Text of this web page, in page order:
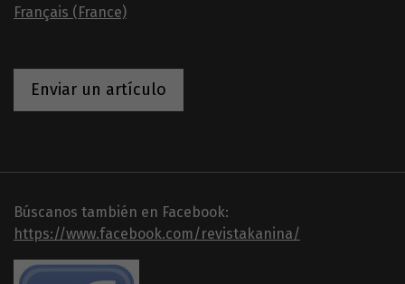
Français (France)
Enviar un artículo
Búscanos también en Facebook:
https://www.facebook.com/revistakanina/